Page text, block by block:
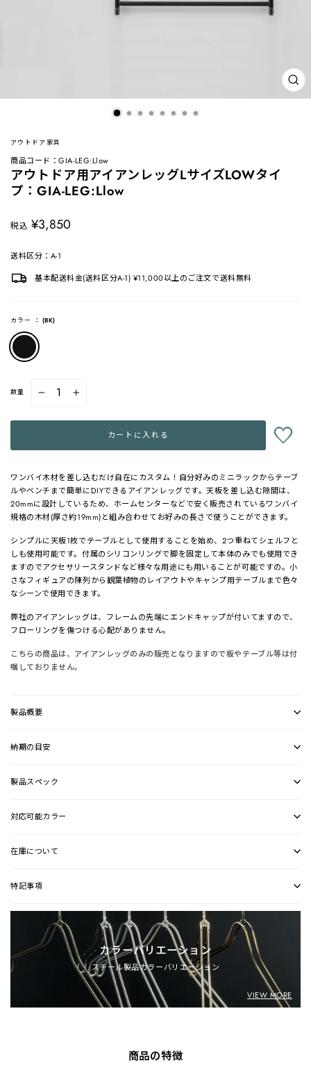
閉
じ
アウトドア家具
商品コード：GIA-LEG:Llow
アウトドア用アイアンレッグLサイズLOWタイ
プ：GIA-LEG:Llow
税込 定
¥3,850
送料区分：A-1
基本配送料金(送料区分A-1) ¥11,000以上のご注文で送料無料
カラー ： (BK)
数量
+
カートに入れる
ワンバイ木材を差し込むだけ自在にカスタム！自分好みのミニラックからテーブ
ルやベンチまで簡単にDIYできるアイアンレッグです。天板を差し込む隙間は、
20mmに設計しているため、ホームセンターなどで安く販売されているワンバイ
規格の木材(厚さ約19mm)と組み合わせてお好みの長さで使うことができます。
シンプルに天板1枚でテーブルとして使用することを始め、2つ重ねてシェルフと
しも使用可能です。付属のシリコンリングで脚を固定して本体のみでも使用でき
ますのでアクセサリースタンドなど様々な用途にも用いることが可能ですの。小
さなフィギュアの陳列から観葉植物のレイアウトやキャンプ用テーブルまで色々
なシーンで使用できます。
弊社のアイアンレッグは、フレームの先端にエンドキャップが付いてますので、
フローリングを傷つける心配がありません。
こちらの商品は、アイアンレッグのみの販売となりますので板やテーブル等は付
嘱しておりません。
製品概要
納期の目安
製品スペック
対応可能カラー
在庫について
特記事項
カラーバリエーション
スチール製品カラーバリエーション
VIEW MORE
商品の特徴